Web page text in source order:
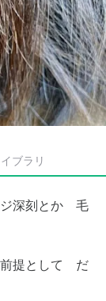
ブラリ
ジ深刻とか 毛
前提として だ